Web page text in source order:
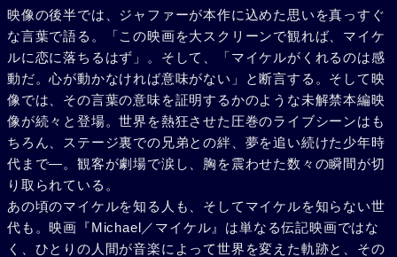
映像の後半では、ジャファーが本作に込めた思いを真っすぐ
な言葉で語る。「この映画を大スクリーンで観れば、マイケ
ルに恋に落ちるはず」。そして、「マイケルがくれるのは感
動だ。心が動かなければ意味がない」と断言する。そして映
像では、その言葉の意味を証明するかのような未解禁本編映
像が続々と登場。世界を熱狂させた圧巻のライブシーンはも
ちろん、ステージ裏での兄弟との絆、夢を追い続けた少年時
代まで―。観客が劇場で涙し、胸を震わせた数々の瞬間が切
り取られている。
あの頃のマイケルを知る人も、そしてマイケルを知らない世
代も。映画『Michael／マイケル』は単なる伝記映画ではな
く、ひとりの人間が音楽によって世界を変えた軌跡と、その